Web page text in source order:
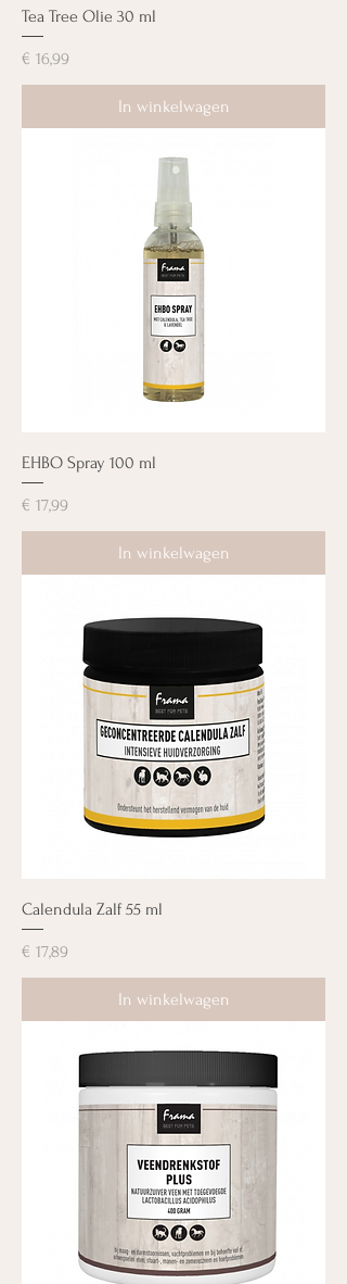
Tea Tree Olie 30 ml
Prijs
€ 16,99
In winkelwagen
EHBO Spray 100 ml
Prijs
€ 17,99
In winkelwagen
Calendula Zalf 55 ml
Prijs
€ 17,89
In winkelwagen